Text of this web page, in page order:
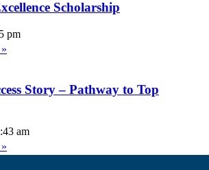
Scholarship
pm
Story – Pathway to Top
am